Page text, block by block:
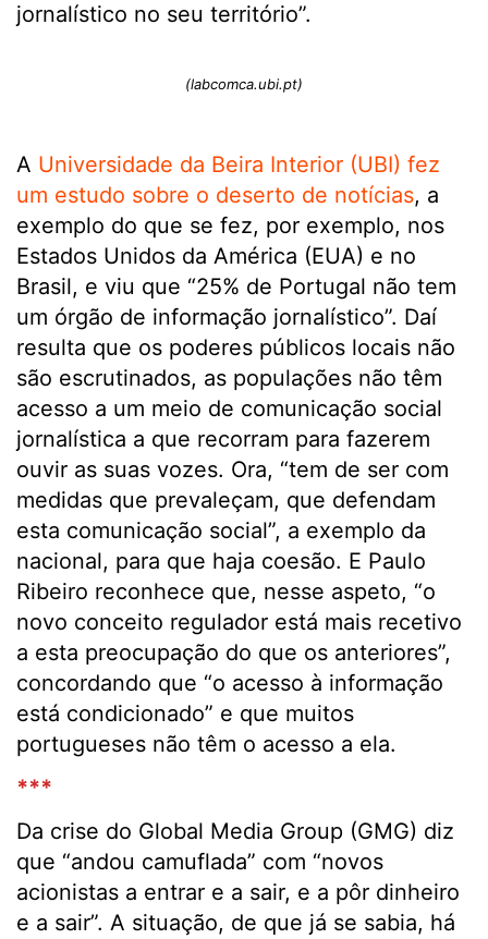
jornalístico no seu território”.
(labcomca.ubi.pt)
A Universidade da Beira Interior (UBI) fez
um estudo sobre o deserto de notícias, a
exemplo do que se fez, por exemplo, nos
Estados Unidos da América (EUA) e no
Brasil, e viu que “25% de Portugal não tem
um órgão de informação jornalístico”. Daí
resulta que os poderes públicos locais não
são escrutinados, as populações não têm
acesso a um meio de comunicação social
jornalística a que recorram para fazerem
ouvir as suas vozes. Ora, “tem de ser com
medidas que prevaleçam, que defendam
esta comunicação social”, a exemplo da
nacional, para que haja coesão. E Paulo
Ribeiro reconhece que, nesse aspeto, “o
novo conceito regulador está mais recetivo
a esta preocupação do que os anteriores”,
concordando que “o acesso à informação
está condicionado” e que muitos
portugueses não têm o acesso a ela.
***
Da crise do Global Media Group (GMG) diz
que “andou camuflada” com “novos
acionistas a entrar e a sair, e a pôr dinheiro
e a sair”. A situação, de que já se sabia, há